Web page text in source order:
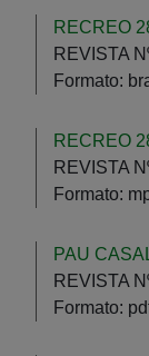
RECREO
REVISTA
Formato:
RECREO
REVISTA
Formato:
PAU
REVISTA
Formato: